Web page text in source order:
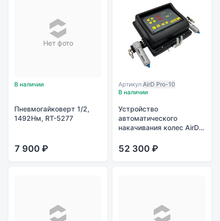
Нет фото
В наличии
Пневмогайковерт 1/2,
1492Нм, RT-5277
7 900 ₽
Артикул:AirD Pro-10
В наличии
Устройство
автоматического
накачивания колес AirD
52 300 ₽